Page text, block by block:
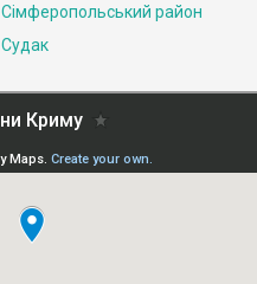
Сімферопольський район
Судак